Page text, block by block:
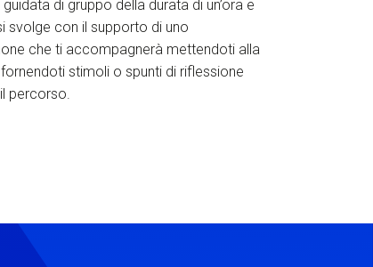
di gruppo della durata di un’ora e
svolge con il supporto di uno
che ti accompagnerà mettendoti alla
stimoli o spunti di riflessione
percorso.